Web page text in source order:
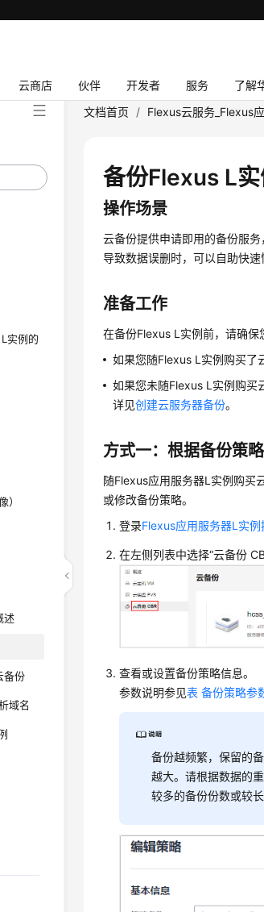
云商店 伙伴 开发者 服务 了解
实例的
）
述
备份
域名
文档首页 / Flexus云服务_Flexus
备份Flexus L实
操作场景
云备份提供申请即用的备份服
导致数据误删时，可以自助快
准备工作
在备份Flexus L实例前，请确保
如果您随Flexus L实例购买了
如果您未随Flexus L实例购买
详见创建云服务器备份。
方式一：根据备份策
随Flexus应用服务器L实例购买
或修改备份策略。
登录Flexus应用服务器L实例
在左侧列表中选择“云备份
查看或设置备份策略信息。
参数说明参见表 备份策略参
备份越频繁，保留的
越大。请根据数据的
较多的备份份数或较长